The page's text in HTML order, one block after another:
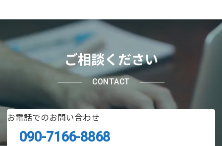
ご相談ください
CONTACT
お電話でのお問い合わせ
090-7166-8868